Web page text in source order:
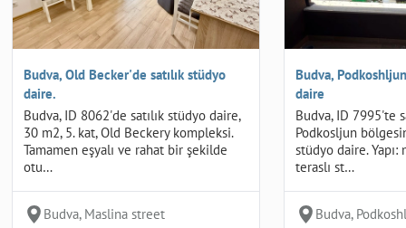
Budva, Old Becker'de satılık stüdyo
daire.
Budva, ID 8062'de satılık stüdyo daire,
30 m2, 5. kat, Old Beckery kompleksi.
Tamamen eşyalı ve rahat bir şekilde
otu…
Budva, Maslina street
Budva,
daire
Budva, ID 7995'te
Podkosljun
stüdyo daire. Yapı:
teraslı st…
Budva,